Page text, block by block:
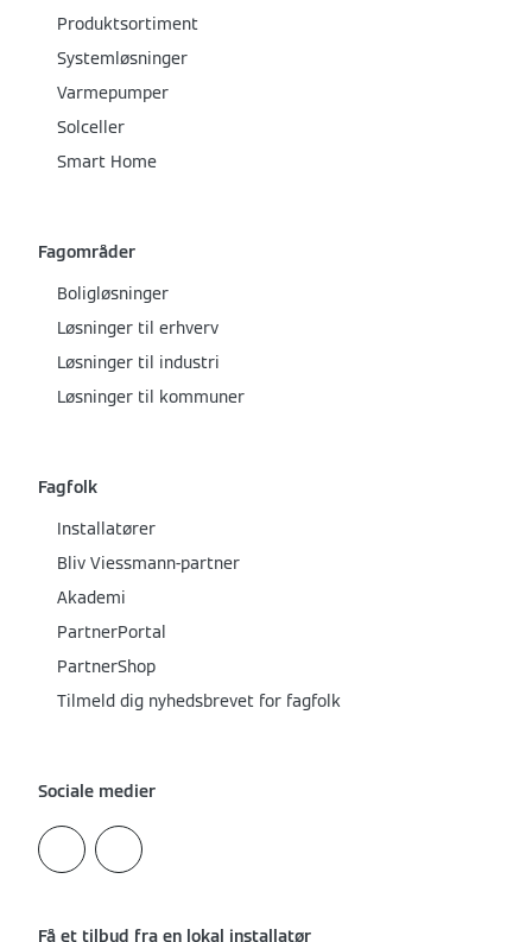
Produktsortiment
Systemløsninger
Varmepumper
Solceller
Smart Home
Fagområder
Boligløsninger
Løsninger til erhverv
Løsninger til industri
Løsninger til kommuner
Fagfolk
Installatører
Bliv Viessmann-partner
Akademi
PartnerPortal
PartnerShop
Tilmeld dig nyhedsbrevet for fagfolk
Sociale medier
Få et tilbud fra en lokal installatør